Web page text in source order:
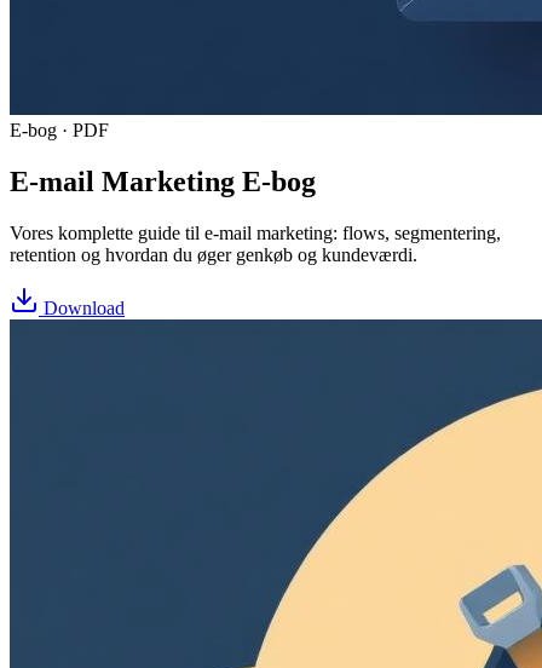
E-bog · PDF
E-mail Marketing E-bog
Vores komplette guide til e-mail marketing: flows, segmentering,
retention og hvordan du øger genkøb og kundeværdi.
Download